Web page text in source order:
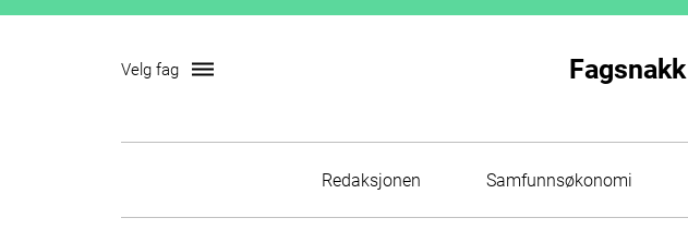
Velg fag dehaze Fagsnakk
Redaksjonen Samfunnsøkonomi